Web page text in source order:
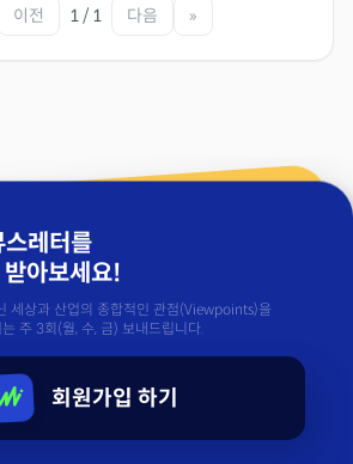
이전 1 / 1 다음 »
레터를
아보세요!
세상과 산업의 종합적인 관점(Viewpoints)을
주 3회(월, 수, 금) 보내드립니다.
회원가입 하기